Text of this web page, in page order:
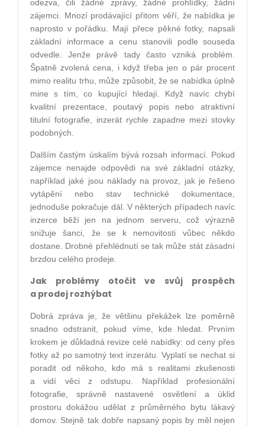
odezva, čili žádné zprávy, žádné prohlídky, žádní
zájemci. Mnozí prodávající přitom věří, že nabídka je
naprosto v pořádku. Mají přece pěkné fotky, napsali
základní informace a cenu stanovili podle souseda
odvedle. Jenže právě tady často vzniká problém.
Špatně zvolená cena, i když třeba jen o pár procent
mimo realitu trhu, může způsobit, že se nabídka úplně
mine s tím, co kupující hledají. Když navíc chybí
kvalitní prezentace, poutavý popis nebo atraktivní
titulní fotografie, inzerát rychle zapadne mezi stovky
podobných.
Dalším častým úskalím bývá rozsah informací. Pokud
zájemce nenajde odpovědi na své základní otázky,
například jaké jsou náklady na provoz, jak je řešeno
vytápění nebo stav technické dokumentace,
jednoduše pokračuje dál. V některých případech navíc
inzerce běží jen na jednom serveru, což výrazně
snižuje šanci, že se k nemovitosti vůbec někdo
dostane. Drobné přehlédnutí se tak může stát zásadní
brzdou celého prodeje.
Jak problémy otočit ve svůj prospěch
a prodej rozhýbat
Dobrá zpráva je, že většinu překážek lze poměrně
snadno odstranit, pokud víme, kde hledat. Prvním
krokem je důkladná revize celé nabídky: od ceny přes
fotky až po samotný text inzerátu. Vyplatí se nechat si
poradit od někoho, kdo má s realitami zkušenosti
a vidí věci z odstupu. Například profesionální
fotografie, správně nastavené osvětlení a úklid
prostoru dokážou udělat z průměrného bytu lákavý
domov. Stejně tak dobře napsaný popis by měl nejen